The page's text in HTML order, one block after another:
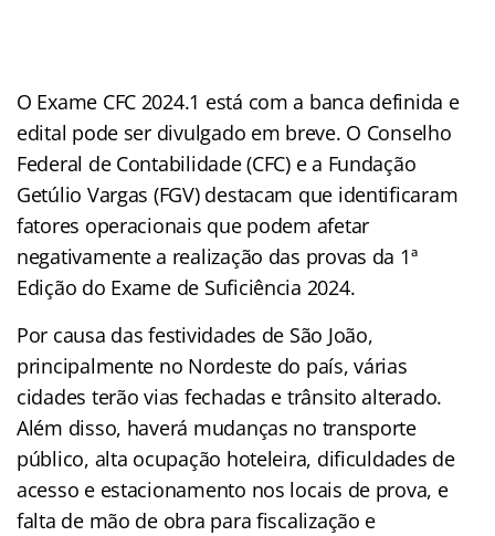
O Exame CFC 2024.1 está com a banca definida e
edital pode ser divulgado em breve. O Conselho
Federal de Contabilidade (CFC) e a Fundação
Getúlio Vargas (FGV) destacam que identificaram
fatores operacionais que podem afetar
negativamente a realização das provas da 1ª
Edição do Exame de Suficiência 2024.
Por causa das festividades de São João,
principalmente no Nordeste do país, várias
cidades terão vias fechadas e trânsito alterado.
Além disso, haverá mudanças no transporte
público, alta ocupação hoteleira, dificuldades de
acesso e estacionamento nos locais de prova, e
falta de mão de obra para fiscalização e